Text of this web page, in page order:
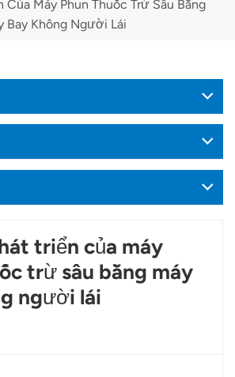
Của Máy Phun Thuốc Trừ Sâu Bằng
Bay Không Người Lái
triển của máy
trừ sâu bằng máy
người lái